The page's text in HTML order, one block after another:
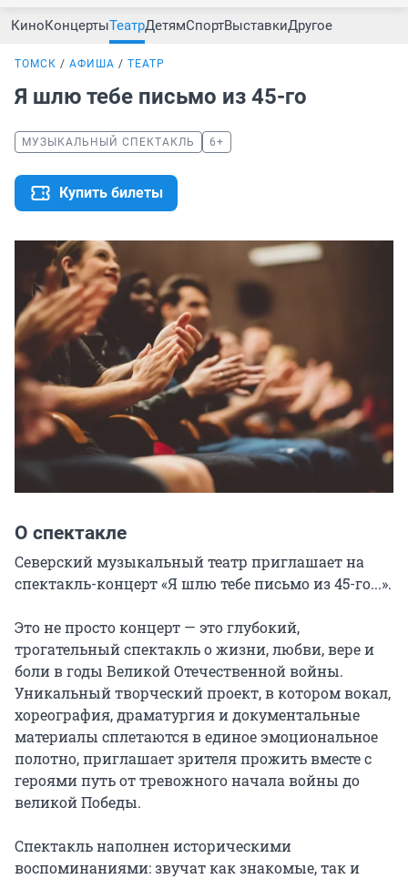
КиноКонцертыТеатрДетямСпортВыставкиДругое
ТОМСК АФИША ТЕАТР
Я шлю тебе письмо из 45-го
МУЗЫКАЛЬНЫЙ СПЕКТАКЛЬ 6+
Купить билеты
О спектакле
Северский музыкальный театр приглашает на
спектакль-концерт «Я шлю тебе письмо из 45-го...».
Это не просто концерт — это глубокий,
трогательный спектакль о жизни, любви, вере и
боли в годы Великой Отечественной войны.
Уникальный творческий проект, в котором вокал,
хореография, драматургия и документальные
материалы сплетаются в единое эмоциональное
полотно, приглашает зрителя прожить вместе с
героями путь от тревожного начала войны до
великой Победы.
Спектакль наполнен историческими
воспоминаниями: звучат как знакомые, так и